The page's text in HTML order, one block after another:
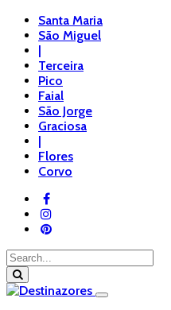
Santa Maria
São Miguel
|
Terceira
Pico
Faial
São Jorge
Graciosa
|
Flores
Corvo